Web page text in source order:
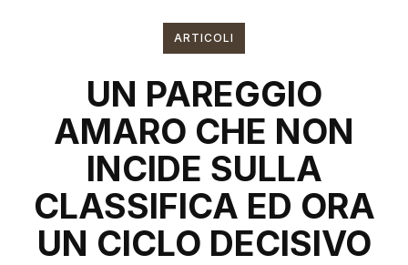
ARTICOLI
UN PAREGGIO
AMARO CHE NON
INCIDE SULLA
CLASSIFICA ED ORA
UN CICLO DECISIVO